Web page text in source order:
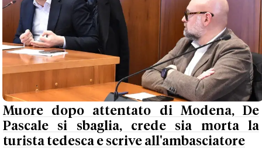
Muore dopo attentato di Modena, De
Pascale si sbaglia, crede sia morta la
turista tedesca e scrive all'ambasciatore